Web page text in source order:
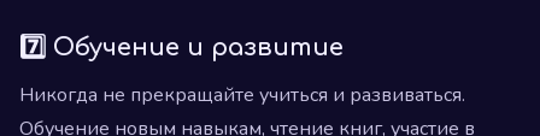
7️⃣ Обучение и развитие
Никогда не прекращайте учиться и развиваться.
Обучение новым навыкам, чтение книг, участие в